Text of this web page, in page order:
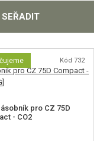
SEŘADIT
Kód 732
pro CZ 75D
- CO2